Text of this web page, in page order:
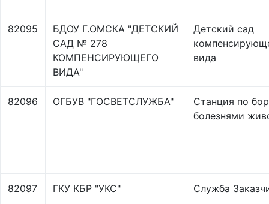
82095
БДОУ Г.ОМСКА "ДЕТСКИЙ
САД № 278
КОМПЕНСИРУЮЩЕГО
ВИДА"
Детский сад
вида
82096 ОГБУВ "ГОСВЕТСЛУЖБА"
Станция по
болезнями
82097 ГКУ КБР "УКС" Служба